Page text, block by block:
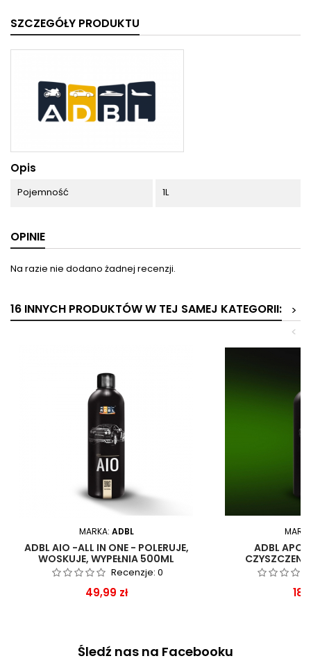
SZCZEGÓŁY PRODUKTU
Opis
Pojemność 1L
OPINIE
Na razie nie dodano żadnej recenzji.
16 INNYCH PRODUKTÓW W TEJ SAMEJ KATEGORII:
>
<
MARKA: ADBL
ADBL AIO -ALL IN ONE - POLERUJE,
WOSKUJE, WYPEŁNIA 500ML
Recenzje: 0
Cena
49,99 zł
ADBL APC
Śledź nas na Facebooku